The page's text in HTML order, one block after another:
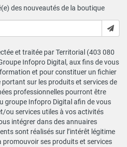
des nouveautés de la boutique
et traitée par Territorial (403 080
Infopro Digital, aux fins de vous
et pour constituer un fichier
sur les produits et services de
professionnelles pourront être
groupe Infopro Digital afin de vous
ou services utiles à vos activités
intégrer dans des annuaires
sont réalisés sur l’intérêt légitime
ses produits et services